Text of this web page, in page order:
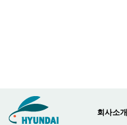
회사소개